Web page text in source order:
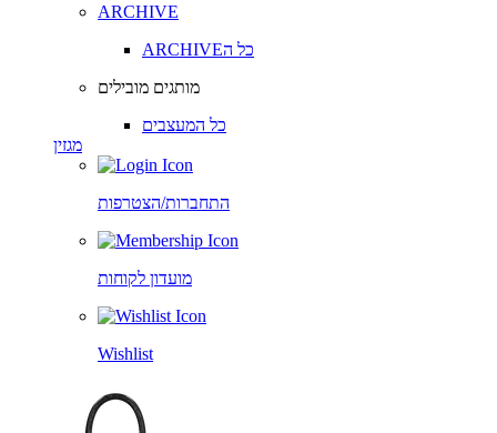
ARCHIVE
ARCHIVEכל ה
מותגים מובילים
כל המעצבים
מגזין
התחברות/הצטרפות
מועדון לקוחות
Wishlist